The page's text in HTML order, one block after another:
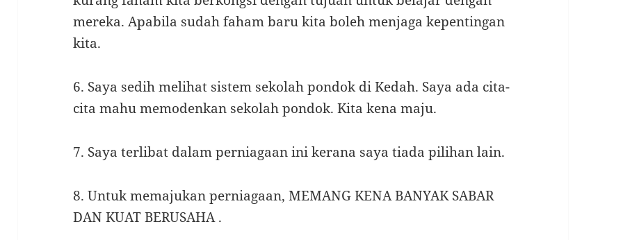
mereka. Apabila sudah faham baru kita boleh menjaga kepentingan
kita.
6. Saya sedih melihat sistem sekolah pondok di Kedah. Saya ada cita-
cita mahu memodenkan sekolah pondok. Kita kena maju.
7. Saya terlibat dalam perniagaan ini kerana saya tiada pilihan lain.
8. Untuk memajukan perniagaan, MEMANG KENA BANYAK SABAR
DAN KUAT BERUSAHA .